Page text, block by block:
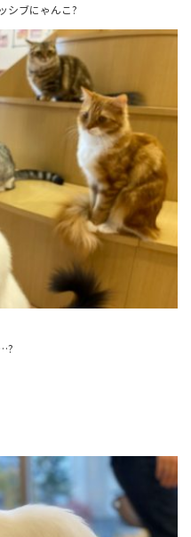
シブにゃんこ‪?‬